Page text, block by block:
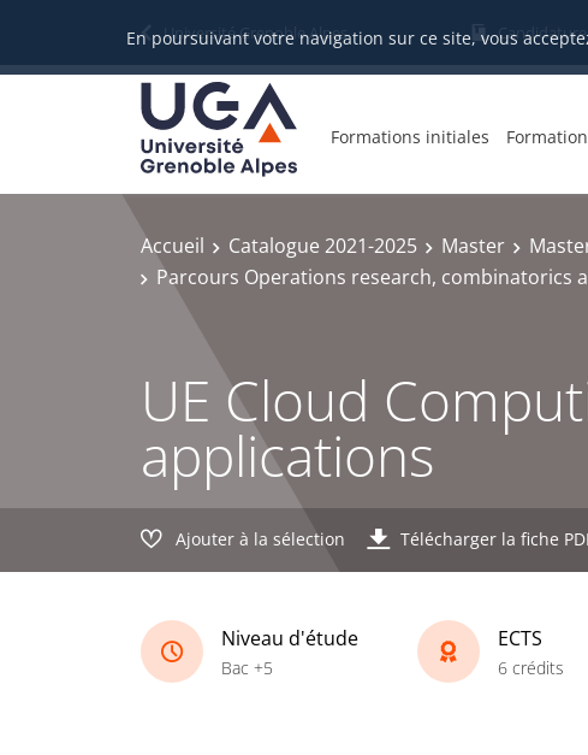
En poursuivant votre navigation sur ce site, vous
Université Grenoble Alpes
Formations initiales
Accueil Catalogue 2021-2025 Master
Parcours Operations research, combinatorics
UE Cloud
applications
Ajouter à la sélection Télécharger la fiche
Niveau d'étude
Bac +5
ECTS
6 crédits